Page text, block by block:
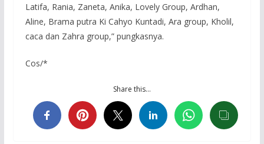
Latifa, Rania, Zaneta, Anika, Lovely Group, Ardhan,
Aline, Brama putra Ki Cahyo Kuntadi, Ara group, Kholil,
caca dan Zahra group,” pungkasnya.
Cos/*
Share this…